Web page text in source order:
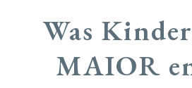
Was
MAIOR